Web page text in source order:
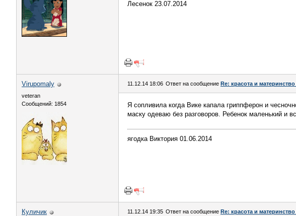
Лесенок 23.07.2014
Virupomaly
veteran
Сообщений: 1854
11.12.14 18:06 Ответ на сообщение Re: красота и материнство
Я сопливила когда Вике капала гриппферон и
маску одеваю без разговоров. Ребенок маленький и
ягодка Виктория 01.06.2014
Куличик 11.12.14 19:35 Ответ на сообщение Re: красота и материнство